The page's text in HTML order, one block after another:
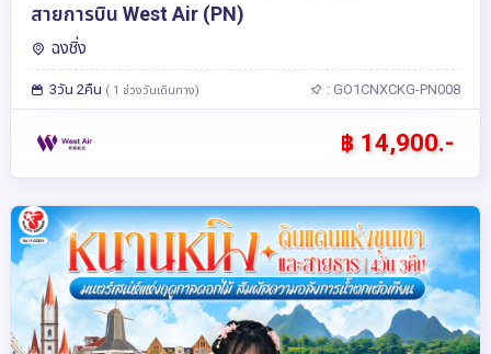
สายการบิน West Air (PN)
ฉงชิ่ง
3วัน 2คืน ( 1 ช่วงวันเดินทาง) : GO1CNXCKG-PN008
฿ 14,900.-